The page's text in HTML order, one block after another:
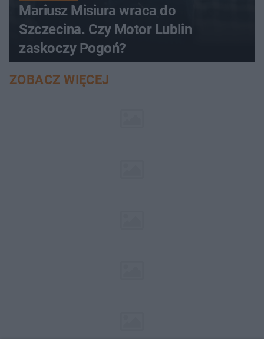
Mariusz Misiura wraca do
Szczecina. Czy Motor Lublin
zaskoczy Pogoń?
ZOBACZ WIĘCEJ